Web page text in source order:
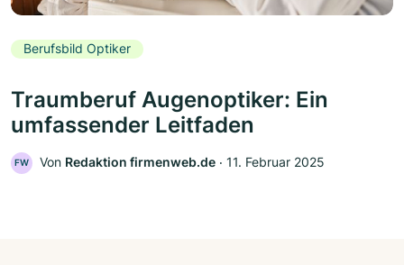
Berufsbild Optiker
Traumberuf Augenoptiker: Ein
umfassender Leitfaden
FW Von Redaktion firmenweb.de ‧ 11. Februar 2025